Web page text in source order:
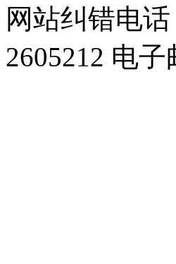
网站纠错电
2605212 电